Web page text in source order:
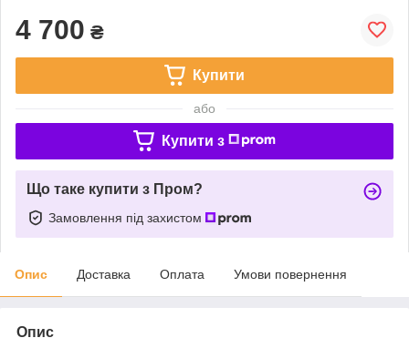
4 700 ₴
Купити
або
Купити з
Що таке купити з Пром?
Замовлення під захистом
Опис Доставка Оплата Умови повернення
Опис